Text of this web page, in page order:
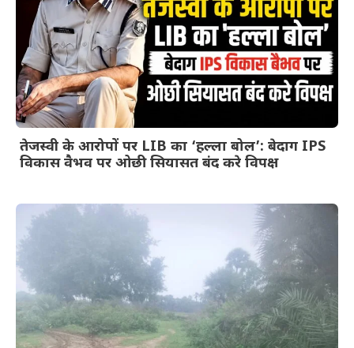
तेजस्वी के आरोपों पर LIB का ‘हल्ला बोल’: बेदाग IPS
विकास वैभव पर ओछी सियासत बंद करे विपक्ष